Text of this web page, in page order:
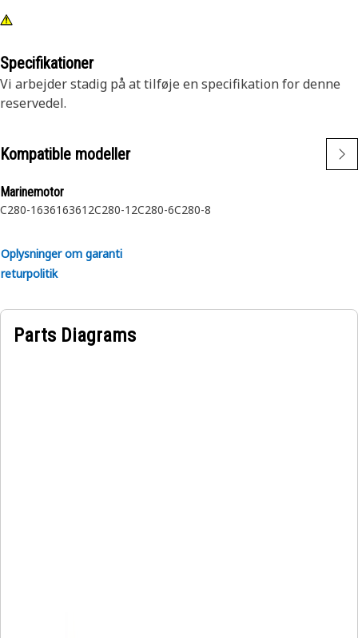
Specifikationer
Vi arbejder stadig på at tilføje en specifikation for denne
reservedel.
Kompatible modeller
Marinemotor
C280-1636163612C280-12C280-6C280-8
Oplysninger om garanti
returpolitik
Parts Diagrams